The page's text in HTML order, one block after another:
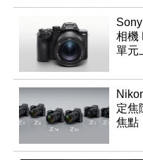
相機
單元
定焦
焦點